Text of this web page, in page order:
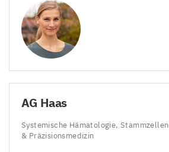
AG Haas
Systemische Hämatologie, Stammzellen
& Präzisionsmedizin